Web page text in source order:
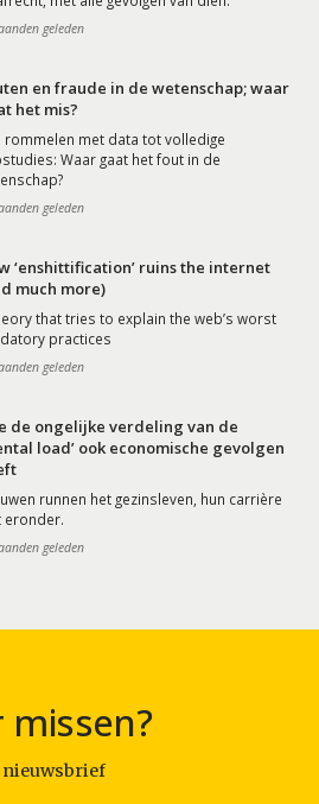
geleden
en fraude in de wetenschap; waar
het mis?
rommelen met data tot volledige
Waar gaat het fout in de
geleden
‘enshittification’ ruins the internet
much more)
that tries to explain the web’s worst
practices
geleden
de ongelijke verdeling van de
load’ ook economische gevolgen
runnen het gezinsleven, hun carrière
eronder.
geleden
nieuwsbrief